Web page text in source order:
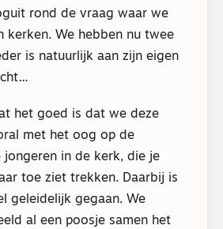
rond de vraag waar we
kerken. We hebben nu twee
is natuurlijk aan zijn eigen
het goed is dat we deze
met het oog op de
in de kerk, die je
toe ziet trekken. Daarbij is
geleidelijk gegaan. We
al een poosje samen het